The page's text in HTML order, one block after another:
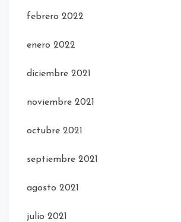
febrero 2022
enero 2022
diciembre 2021
noviembre 2021
octubre 2021
septiembre 2021
agosto 2021
julio 2021